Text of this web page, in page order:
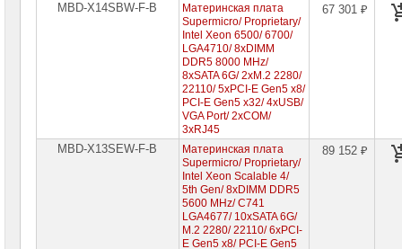
MBD-X14SBW-F-B
Материнская плата
Supermicro/ Proprietary/
Intel Xeon 6500/ 6700/
LGA4710/ 8xDIMM
DDR5 8000 MHz/
8xSATA 6G/ 2xM.2 2280/
22110/ 5xPCI-E Gen5 x8/
PCI-E Gen5 x32/ 4xUSB/
VGA Port/ 2xCOM/
3xRJ45
67 301 ₽
MBD-X13SEW-F-B
Материнская плата
Supermicro/ Proprietary/
Intel Xeon Scalable 4/
5th Gen/ 8xDIMM DDR5
5600 MHz/ C741
LGA4677/ 10xSATA 6G/
M.2 2280/ 22110/ 6xPCI-
E Gen5 x8/ PCI-E Gen5
89 152 ₽